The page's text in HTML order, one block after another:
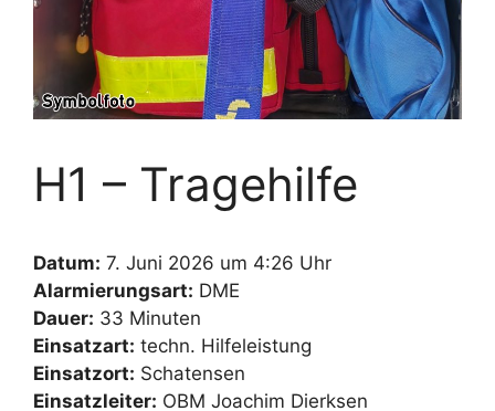
H1 – Tragehilfe
Datum: 7. Juni 2026 um 4:26 Uhr
Alarmierungsart: DME
Dauer: 33 Minuten
Einsatzart: techn. Hilfeleistung
Einsatzort: Schatensen
Einsatzleiter: OBM Joachim Dierksen